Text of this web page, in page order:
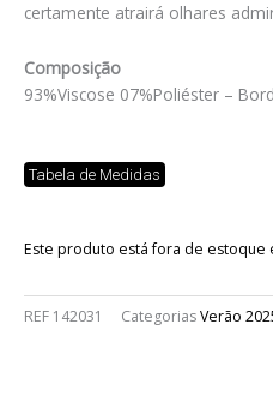
certamente atrairá olhares
Composição
93%Viscose 07%Poliéster –
Tabela de Medidas
Este produto está fora de estoque
REF 142031 CategoriasVerão